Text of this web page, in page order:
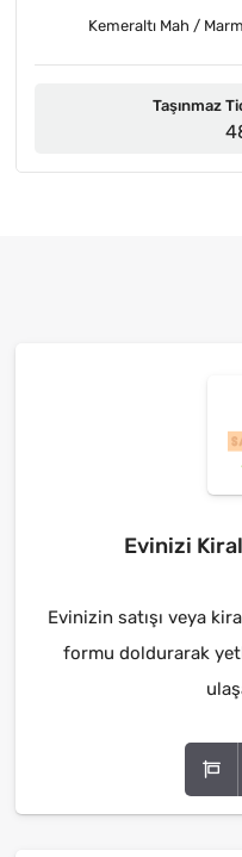
Kemeraltı Mah /
Taşınmaz
Evinizi
Evinizin satışı veya
formu doldurarak